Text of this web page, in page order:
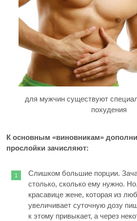
для мужчин существуют
похудения
К основным «виновникам»
прослойки зачисляют:
Слишком большие порции.
столько, сколько ему нужно.
красавице жене, которая из
увеличивает суточную дозу
к этому привыкает, а через